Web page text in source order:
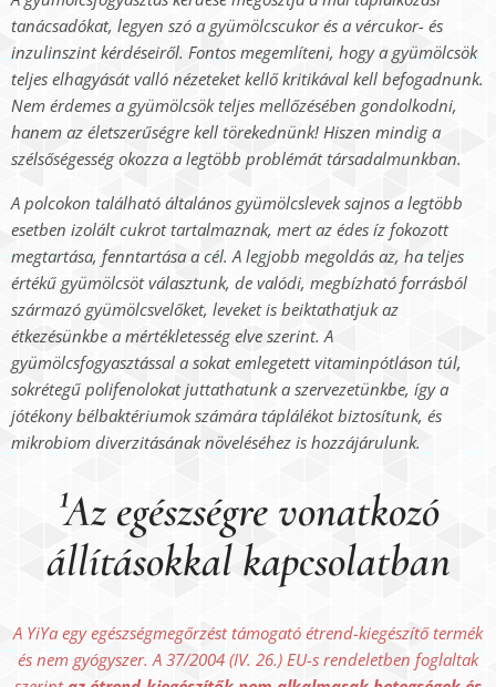
tanácsadókat, legyen szó a gyümölcscukor és a vércukor- és
inzulinszint kérdéseiről. Fontos megemlíteni, hogy a gyümölcsök
teljes elhagyását valló nézeteket kellő kritikával kell befogadnunk.
Nem érdemes a gyümölcsök teljes mellőzésében gondolkodni,
hanem az életszerűségre kell törekednünk! Hiszen mindig a
szélsőségesség okozza a legtöbb problémát társadalmunkban.
A polcokon található általános gyümölcslevek sajnos a legtöbb
esetben izolált cukrot tartalmaznak, mert az édes íz fokozott
megtartása, fenntartása a cél. A legjobb megoldás az, ha teljes
értékű gyümölcsöt választunk, de valódi, megbízható forrásból
származó gyümölcsvelőket, leveket is beiktathatjuk az
étkezésünkbe a mértékletesség elve szerint. A
gyümölcsfogyasztással a sokat emlegetett vitaminpótláson túl,
sokrétegű polifenolokat juttathatunk a szervezetünkbe, így a
jótékony bélbaktériumok számára táplálékot biztosítunk, és
mikrobiom diverzitásának növeléséhez is hozzájárulunk.
¹Az egészségre vonatkozó
állításokkal kapcsolatban
A YiYa egy egészségmegőrzést támogató étrend-kiegészítő termék
és nem gyógyszer. A 37/2004 (IV. 26.) EU-s rendeletben foglaltak